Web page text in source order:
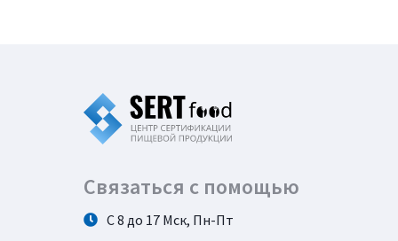
Связаться с помощью
С 8 до 17 Мск, Пн-Пт